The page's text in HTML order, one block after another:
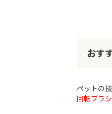
る
おす
ペットの
回転ブラ